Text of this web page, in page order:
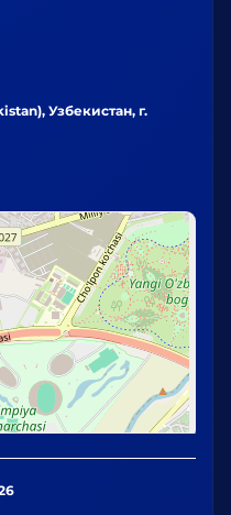
Узбекистан, г.